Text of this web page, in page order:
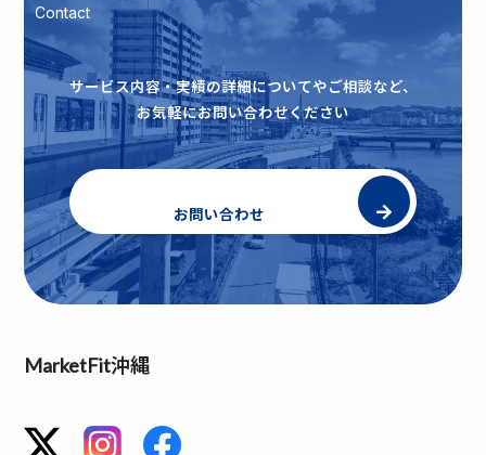
Contact
サービス内容・実績の詳細についてやご相談など、
お気軽にお問い合わせください
お問い合わせ
MarketFit沖縄